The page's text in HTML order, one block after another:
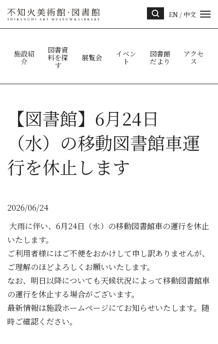
ト内
EN / 中文
施設紹
介
図書資
料を探
す
展覧会
イベン
ト
図書館
だより
アクセ
ス
【図書館】6月24日
（水）の移動図書館車運
行を休止します
2026/06/24
大雨に伴い、6月24日（水）の移動図書館車の運行を休止
いたします。
ご利用者様にはご不便をおかけして申し訳ありませんが、
ご理解のほどよろしくお願いいたします。
なお、明日以降についても天候状況によって移動図書館車
の運行を休止する場合がございます。
最新情報は施設ホームページにてお知らせいたします。随
時ご確認ください。